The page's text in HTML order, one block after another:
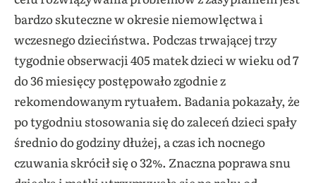
bardzo skuteczne w okresie niemowlęctwa i
wczesnego dzieciństwa. Podczas trwającej trzy
tygodnie obserwacji 405 matek dzieci w wieku od 7
do 36 miesięcy postępowało zgodnie z
rekomendowanym rytuałem. Badania pokazały, że
po tygodniu stosowania się do zaleceń dzieci spały
średnio do godziny dłużej, a czas ich nocnego
czuwania skrócił się o 32%. Znaczna poprawa snu